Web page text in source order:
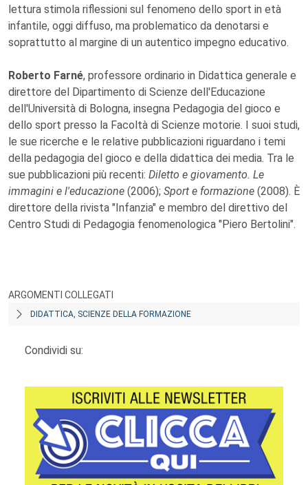
lettura stimola riflessioni sul fenomeno dello sport in età
infantile, oggi diffuso, ma problematico da denotarsi e
soprattutto al margine di un autentico impegno educativo.
Roberto Farné, professore ordinario in Didattica generale e
direttore del Dipartimento di Scienze dell'Educazione
dell'Università di Bologna, insegna Pedagogia del gioco e
dello sport presso la Facoltà di Scienze motorie. I suoi studi,
le sue ricerche e le relative pubblicazioni riguardano i temi
della pedagogia del gioco e della didattica dei media. Tra le
sue pubblicazioni più recenti: Diletto e giovamento. Le
immagini e l'educazione (2006); Sport e formazione (2008). È
direttore della rivista "Infanzia" e membro del direttivo del
Centro Studi di Pedagogia fenomenologica "Piero Bertolini".
ARGOMENTI COLLEGATI
DIDATTICA, SCIENZE DELLA FORMAZIONE
Condividi su: